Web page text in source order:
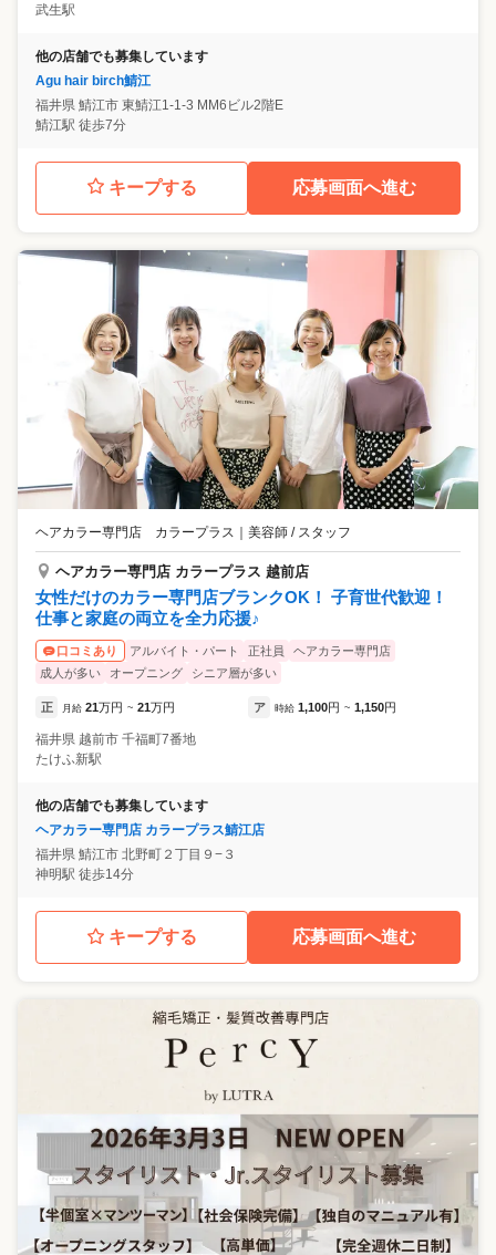
武生駅
他の店舗でも募集しています
Agu hair birch鯖江
福井県 鯖江市 東鯖江1-1-3 MM6ビル2階E
鯖江駅 徒歩7分
キープする 応募画面へ進む
ヘアカラー専門店 カラープラス 美容師 / スタッフ
ヘアカラー専門店 カラープラス 越前店
女性だけのカラー専門店ブランクOK！ 子育世代歓迎！
仕事と家庭の両立を全力応援♪
口コミあり アルバイト・パート 正社員
ヘアカラー専門店
成人が多い
オープニング シニア層が多い
正 月給 21万円 ~ 21万円 ア 時給 1,100円 ~ 1,150円
福井県 越前市 千福町7番地
たけふ新駅
他の店舗でも募集しています
ヘアカラー専門店 カラープラス鯖江店
福井県 鯖江市 北野町２丁目９−３
神明駅 徒歩14分
キープする 応募画面へ進む